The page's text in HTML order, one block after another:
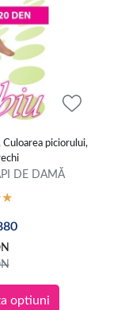
piciorului,
DE DAMĂ
optiuni